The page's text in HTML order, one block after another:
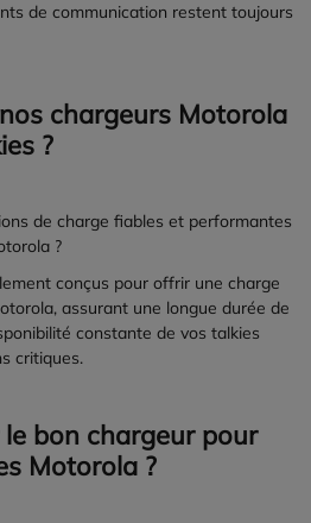
de communication restent toujours
chargeurs Motorola
?
de charge fiables et performantes
?
conçus pour offrir une charge
assurant une longue durée de
constante de vos talkies
critiques.
bon chargeur pour
Motorola ?